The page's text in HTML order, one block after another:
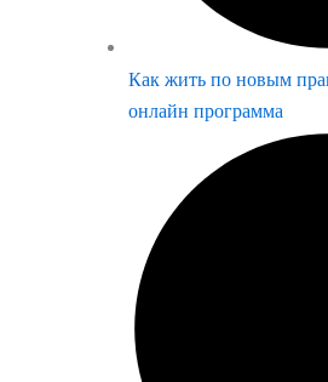
Как жить по новым
онлайн программа